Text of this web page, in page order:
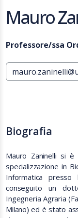
Mauro
Professore/ssa
Biografia
Mauro Zaninelli si
specializzazione in
Informatica presso
conseguito un
Ingegneria Agraria
Milano) ed è stato